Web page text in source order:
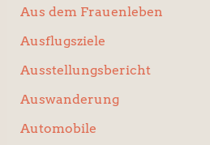
Aus dem Frauenleben
Ausflugsziele
Ausstellungsbericht
Auswanderung
Automobile